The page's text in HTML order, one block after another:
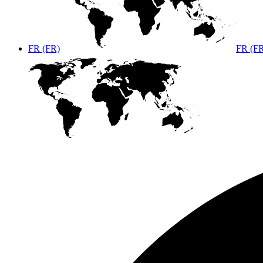
FR (FR) FR